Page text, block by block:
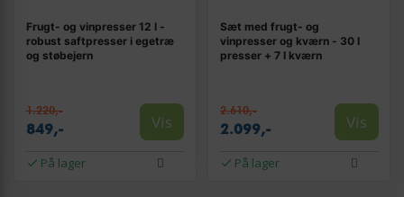
Frugt- og vinpresser 12 l -
robust saftpresser i egetræ
og støbejern
1.220,-
849,- Vis
På lager
Sæt med frugt- og
vinpresser og kværn - 30 l
presser + 7 l kværn
2.610,-
2.099,- Vis
På lager